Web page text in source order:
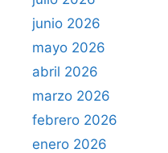
junio 2026
mayo 2026
abril 2026
marzo 2026
febrero 2026
enero 2026